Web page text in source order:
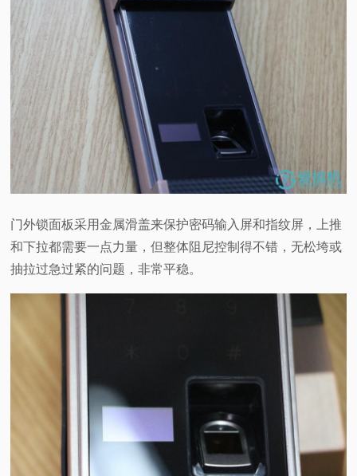
门外锁面板采用金属滑盖来保护密码输入屏和指纹屏，上推
和下拉都需要一点力量，但整体阻尼控制得不错，无松垮或
抽拉过急过紧的问题，非常平稳。